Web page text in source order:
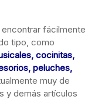
fácilmente
tipo, como
cocinitas,
peluches,
muy de
y demás artículos